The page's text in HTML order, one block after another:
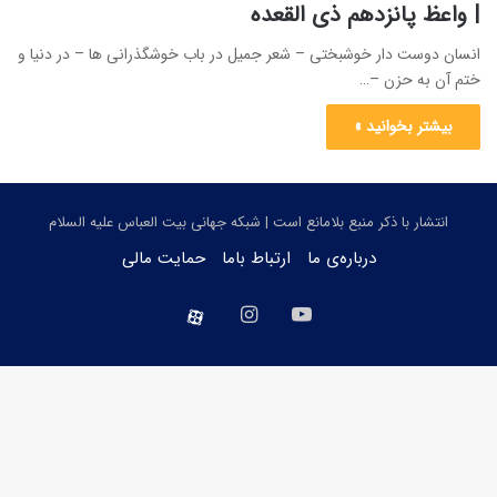
| واعظ پانزدهم ذی القعده
انسان دوست دار خوشبختی – شعر جمیل در باب خوشگذرانی ها – در دنیا و
ختم آن به حزن –…
بیشتر بخوانید »
انتشار با ذکر منبع بلامانع است | شبکه جهانی بیت العباس علیه السلام
درباره‌ی ما ارتباط باما حمایت مالی
یوتیوب اینستاگرام